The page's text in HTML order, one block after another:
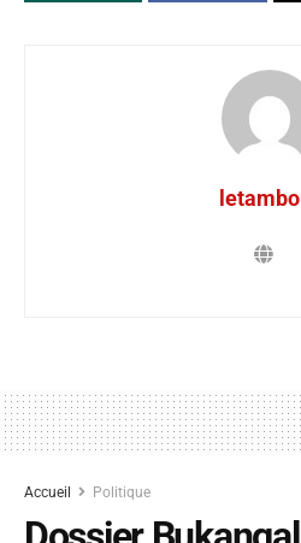
Accueil Politique